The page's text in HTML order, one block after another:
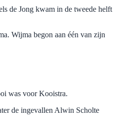
de Jong kwam in de tweede helft
Wijma begon aan één van zijn
was voor Kooistra.
de ingevallen Alwin Scholte